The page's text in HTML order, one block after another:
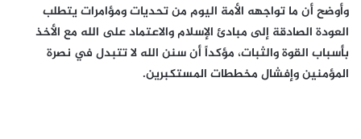
وأوضح أن ما تواجهه الأمة اليوم من تحديات ومؤامرات يتطلب
العودة الصادقة إلى مبادئ الإسلام والاعتماد على الله مع الأخذ
بأسباب القوة والثبات، مؤكداً أن سنن الله لا تتبدل في نصرة
المؤمنين وإفشال مخططات المستكبرين.